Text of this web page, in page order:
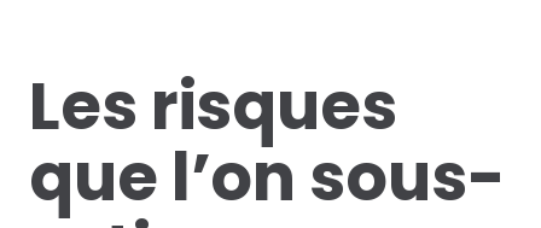
Les risques
que l’on sous-